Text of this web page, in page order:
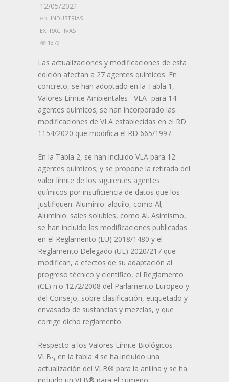
12/05/2021
en: INDUSTRIAS
EXTRACTIVAS
1379
Las actualizaciones y modificaciones de esta
edición afectan a 27 agentes químicos. En
concreto, se han adoptado en la Tabla 1,
Valores Límite Ambientales –VLA- para 14
agentes químicos; se han incorporado las
modificaciones de VLA establecidas en el RD
1154/2020 que modifica el RD 665/1997.
En la Tabla 2, se han incluido VLA para 12
agentes químicos; y se propone la retirada del
valor límite de los siguientes agentes
químicos por insuficiencia de datos que los
justifiquen: Aluminio: alquilo, como Al;
Aluminio: sales solubles, como Al. Asimismo,
se han incluido las modificaciones publicadas
en el Reglamento (EU) 2018/1480 y el
Reglamento Delegado (UE) 2020/217 que
modifican, a efectos de su adaptación al
progreso técnico y científico, el Reglamento
(CE) n.o 1272/2008 del Parlamento Europeo y
del Consejo, sobre clasificación, etiquetado y
envasado de sustancias y mezclas, y que
corrige dicho reglamento.
Respecto a los Valores Límite Biológicos –
VLB-, en la tabla 4 se ha incluido una
actualización del VLB® para la anilina y se ha